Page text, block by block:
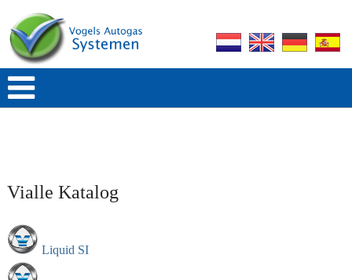
Vialle Katalog
Liquid SI